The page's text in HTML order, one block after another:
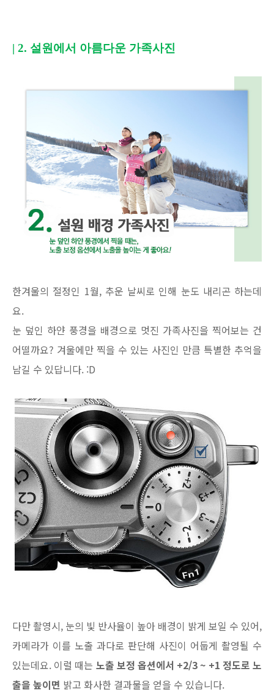
| 2. 설원에서 아름다운 가족사진
한겨울의 절정인 1월, 추운 날씨로 인해 눈도 내리곤 하는데
요.
눈 덮인 하얀 풍경을 배경으로 멋진 가족사진을 찍어보는 건
어떨까요? 겨울에만 찍을 수 있는 사진인 만큼 특별한 추억을
남길 수 있답니다. :D
다만 촬영시, 눈의 빛 반사율이 높아 배경이 밝게 보일 수 있어,
카메라가 이를 노출 과다로 판단해 사진이 어둡게 촬영될 수
있는데요. 이럴 때는 노출 보정 옵션에서 +2/3 ~ +1 정도로 노
출을 높이면 밝고 화사한 결과물을 얻을 수 있습니다.